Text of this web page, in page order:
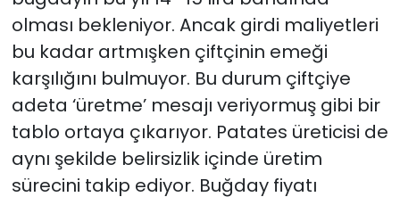
olması bekleniyor. Ancak girdi maliyetleri
bu kadar artmışken çiftçinin emeği
karşılığını bulmuyor. Bu durum çiftçiye
adeta ‘üretme’ mesajı veriyormuş gibi bir
tablo ortaya çıkarıyor. Patates üreticisi de
aynı şekilde belirsizlik içinde üretim
sürecini takip ediyor. Buğday fiyatı